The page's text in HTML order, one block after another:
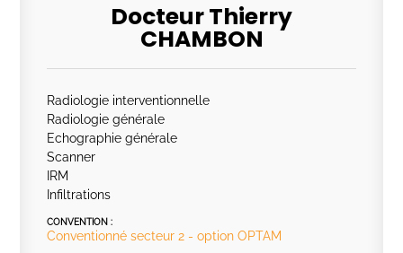
Docteur Thierry
CHAMBON
Radiologie interventionnelle
Radiologie générale
Echographie générale
Scanner
IRM
Infiltrations
CONVENTION :
Conventionné secteur 2 - option OPTAM